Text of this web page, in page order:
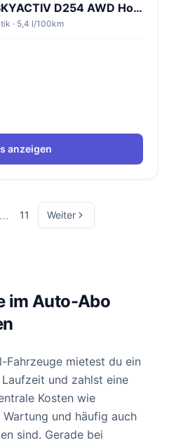
Mazda CX-60 3.3 e-SKYACTIV D254 AWD Homura Plus
· 5,4 l/100km
anzeigen
… 11 Weiter
im Auto-Abo
Fahrzeuge mietest du ein
und zahlst eine
Kosten wie
und häufig auch
sind. Gerade bei